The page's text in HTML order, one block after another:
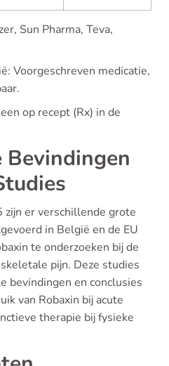
Sun Pharma, Teva,
Voorgeschreven medicatie,
op recept (Rx) in de
er verschillende grote
in België en de EU
te onderzoeken bij de
pijn. Deze studies
bevindingen en conclusies
van Robaxin bij acute
therapie bij fysieke